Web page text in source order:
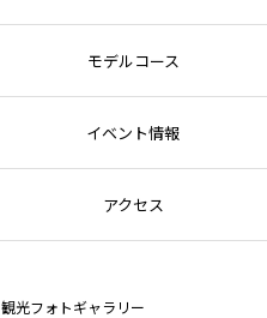
モデルコース
イベント情報
アクセス
観光フォトギャラリー